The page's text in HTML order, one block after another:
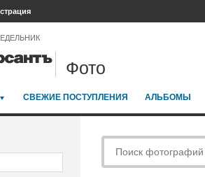
Фото
СВЕЖИЕ ПОСТУПЛЕНИЯ АЛЬБОМЫ